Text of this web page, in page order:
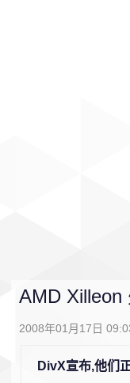
AMD Xilleon
2008年01月17日
DivX宣布,他们